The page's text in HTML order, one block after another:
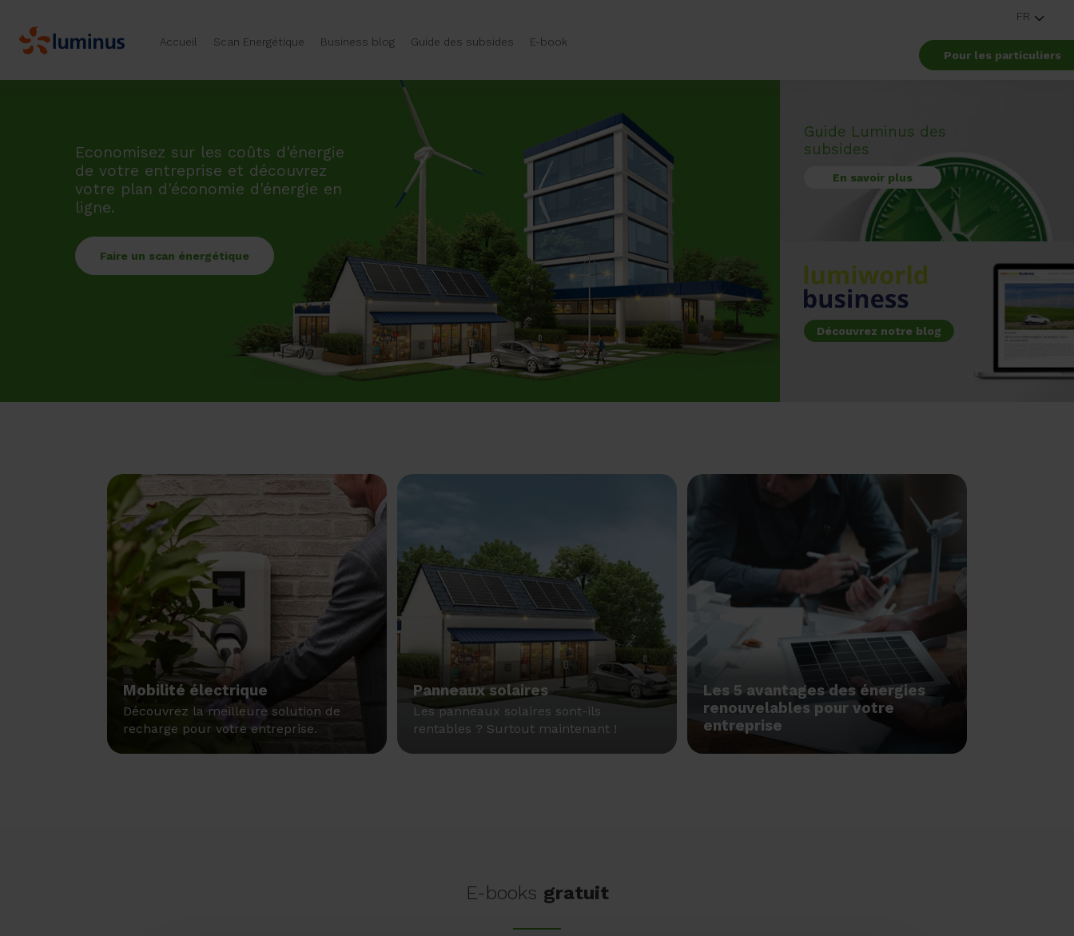
FR
Pour les particuliers
Accueil Scan Energétique Business blog Guide des subsides E-book
Economisez sur les coûts d'énergie
de votre entreprise et découvrez
votre plan d'économie d'énergie en
ligne.
Faire un scan énergétique
Guide Luminus des
subsides
En savoir plus
Découvrez notre blog
Mobilité électrique
Découvrez la meilleure solution de
recharge pour votre entreprise.
Panneaux solaires
Les panneaux solaires sont-ils
rentables ? Surtout maintenant !
Les 5 avantages des énergies
renouvelables pour votre
entreprise
E-books gratuit